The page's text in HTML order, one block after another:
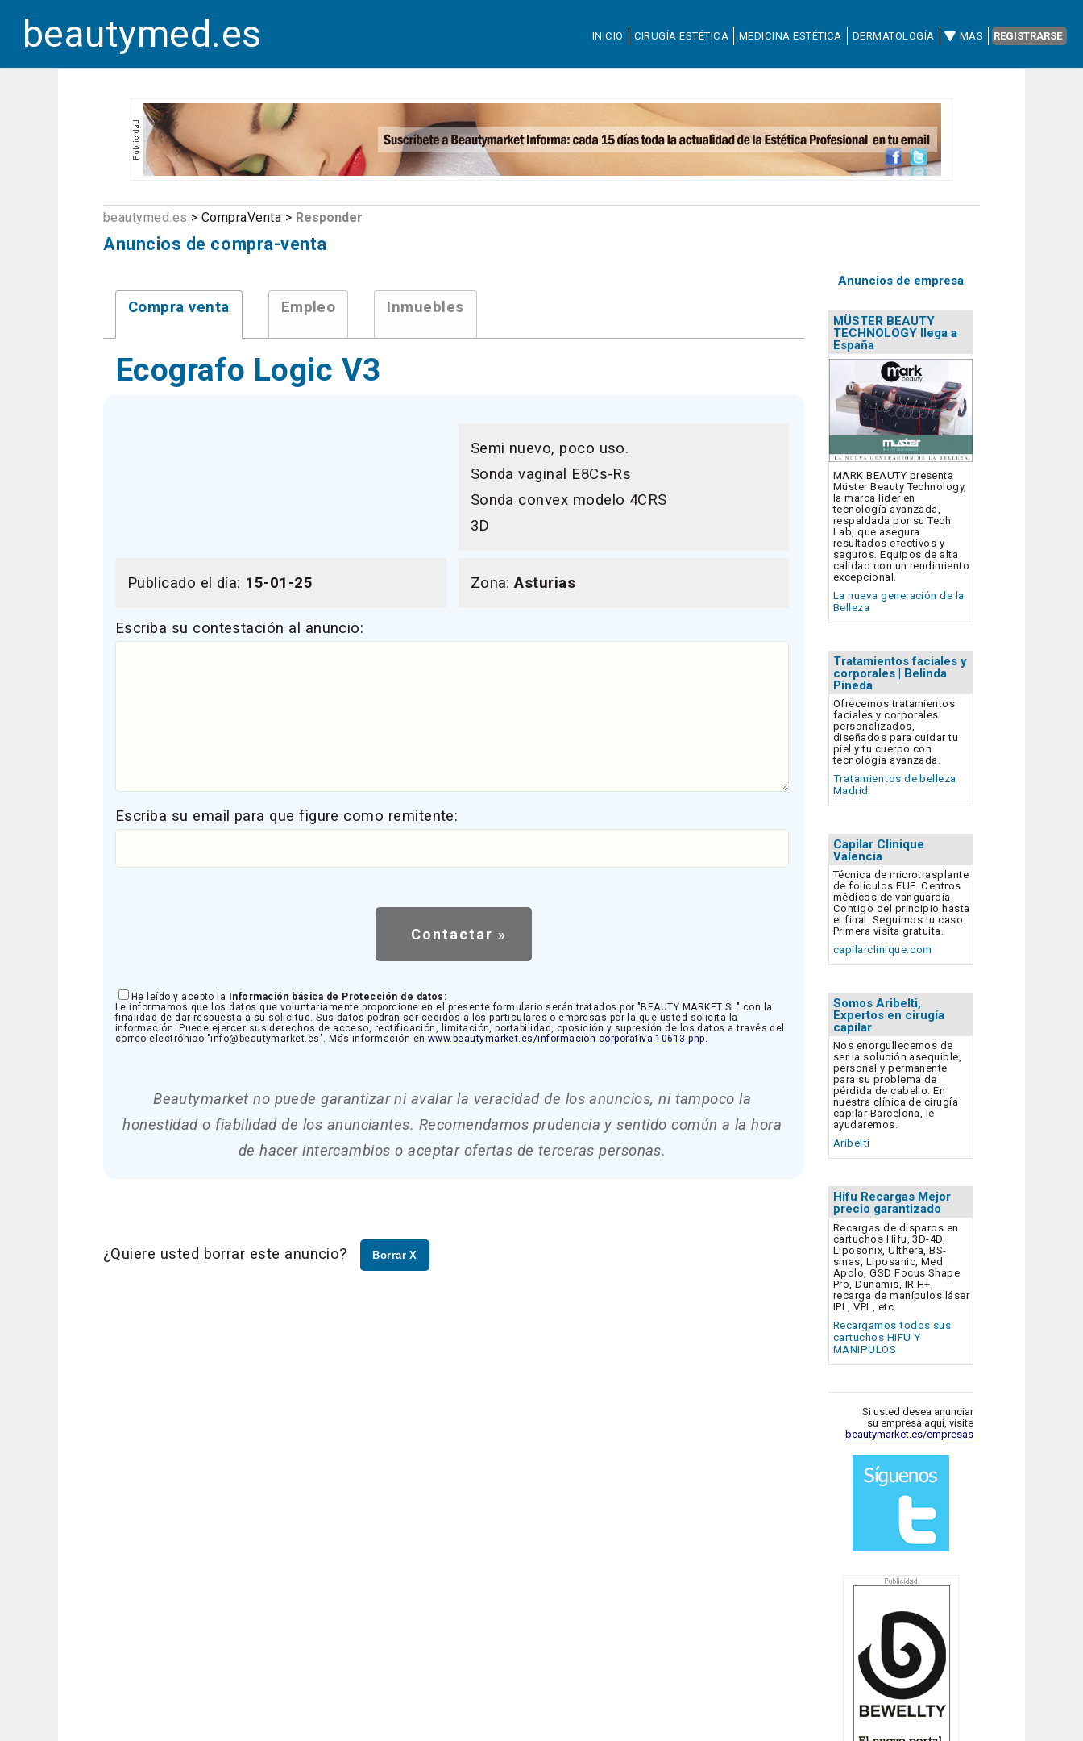
beautymed.es INICIO CIRUGÍA ESTÉTICA MEDICINA ESTÉTICA DERMATOLOGÍA MÁS REGISTRARSE
beautymed.es > CompraVenta > Responder
Anuncios de compra-venta
Compra venta Empleo Inmuebles
Ecografo Logic V3
Semi nuevo, poco uso.
Sonda vaginal E8Cs-Rs
Sonda convex modelo 4CRS
3D
Publicado el día: 15-01-25 Zona:Asturias
Escriba su contestación al anuncio:
Escriba su email para que figure como remitente:
He leído y acepto la Información básica de Protección de datos:
Le informamos que los datos que voluntariamente proporcione en el presente formulario serán tratados por "BEAUTY MARKET SL" con la
finalidad de dar respuesta a su solicitud. Sus datos podrán ser cedidos a los particulares o empresas por la que usted solicita la
información. Puede ejercer sus derechos de acceso, rectificación, limitación, portabilidad, oposición y supresión de los datos a través del
correo electrónico "info@beautymarket.es". Más información en www.beautymarket.es/informacion-corporativa-10613.php.
Beautymarket no puede garantizar ni avalar la veracidad de los anuncios, ni tampoco la
honestidad o fiabilidad de los anunciantes. Recomendamos prudencia y sentido común a la hora
de hacer intercambios o aceptar ofertas de terceras personas.
¿Quiere usted borrar este anuncio? Borrar X
Anuncios de empresa
MÜSTER BEAUTY
TECHNOLOGY llega a
España
MARK BEAUTY presenta
Müster Beauty Technology,
la marca líder en
tecnología avanzada,
respaldada por su Tech
Lab, que asegura
resultados efectivos y
seguros. Equipos de alta
calidad con un rendimiento
excepcional.
La nueva generación de la
Belleza
Tratamientos faciales y
corporales | Belinda
Pineda
Ofrecemos tratamientos
faciales y corporales
personalizados,
diseñados para cuidar tu
piel y tu cuerpo con
tecnología avanzada.
Tratamientos de belleza
Madrid
Capilar Clinique
Valencia
Técnica de microtrasplante
de folículos FUE. Centros
médicos de vanguardia.
Contigo del principio hasta
el final. Seguimos tu caso.
Primera visita gratuita.
capilarclinique.com
Somos Aribelti,
Expertos en cirugía
capilar
Nos enorgullecemos de
ser la solución asequible,
personal y permanente
para su problema de
pérdida de cabello. En
nuestra clínica de cirugía
capilar Barcelona, le
ayudaremos.
Aribelti
Hifu Recargas Mejor
precio garantizado
Recargas de disparos en
cartuchos Hifu, 3D-4D,
Liposonix, Ulthera, BS-
smas, Liposanic, Med
Apolo, GSD Focus Shape
Pro, Dunamis, IR H+,
recarga de manípulos láser
IPL, VPL, etc.
Recargamos todos sus
cartuchos HIFU Y
MANIPULOS
Si usted desea anunciar
su empresa aquí, visite
beautymarket.es/empresas